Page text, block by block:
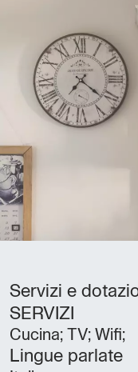
Servizi e
SERVIZI
Cucina; TV; Wifi;
Lingue parlate